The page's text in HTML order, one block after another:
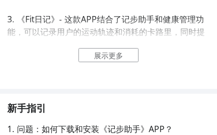
3. 《Fit日记》- 这款APP结合了记步助手和健康管理功
能，可以记录用户的运动轨迹和消耗的卡路里，同时提
康，达到减肥和健身的目标。
己的需求选择适合的计划，通过持续的锻炼，达到健康
展示更多
新手指引
1. 问题：如何下载和安装《记步助手》APP？